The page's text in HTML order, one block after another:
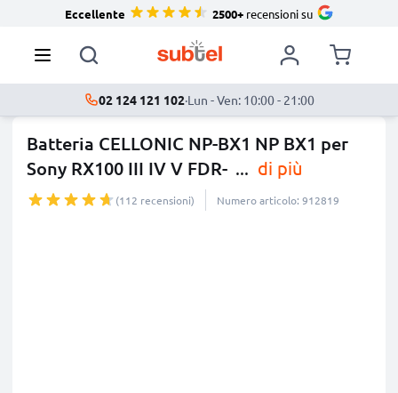
Eccellente 2500+recensioni su
02 124 121 102·Lun - Ven: 10:00 - 21:00
Batteria CELLONIC NP-BX1 NP BX1 per
Sony RX100 III IV V FDR- ... di più
(112 recensioni) Numero articolo: 912819